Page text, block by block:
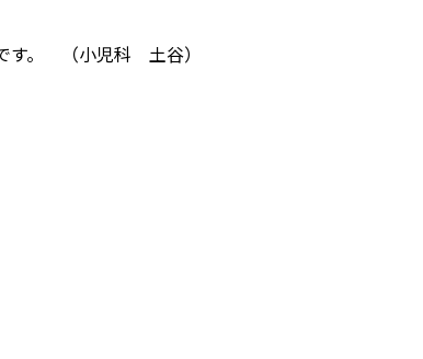
す。 （小児科 土谷）